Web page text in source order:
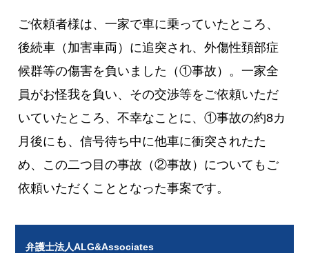
ご依頼者様は、一家で車に乗っていたところ、
後続車（加害車両）に追突され、外傷性頚部症
候群等の傷害を負いました（①事故）。一家全
員がお怪我を負い、その交渉等をご依頼いただ
いていたところ、不幸なことに、①事故の約8カ
月後にも、信号待ち中に他車に衝突されたた
め、この二つ目の事故（②事故）についてもご
依頼いただくこととなった事案です。
弁護士法人ALG&Associates